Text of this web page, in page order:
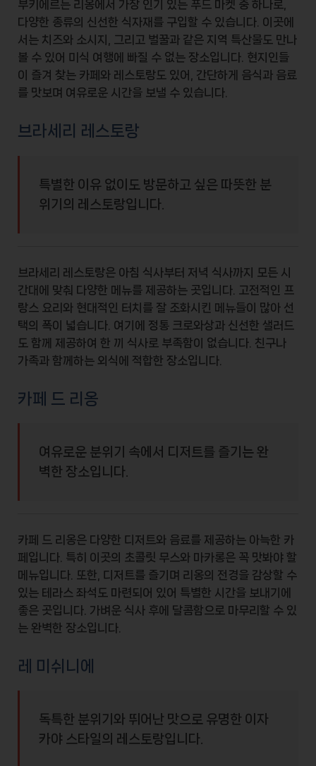
부키에르는 리옹에서 가장 인기 있는 푸드 마켓 중 하나로,
다양한 종류의 신선한 식자재를 구입할 수 있습니다. 이곳에
서는 치즈와 소시지
, 그리고 벌꿀과 같은 지역 특산물도 만나
볼 수 있어 미식 여행에 빠질 수 없는 장소입니다. 현지인들
이 즐겨 찾는 카페와 레스토랑도 있어, 간단하게 음식과 음료
를 맛보며 여유로운 시간을 보낼 수 있습니다.
브라세리 레스토랑
특별한 이유 없이도 방문하고 싶은 따뜻한 분
위기의 레스토랑입니다.
브라세리 레스토랑은 아침 식사부터 저녁 식사까지 모든 시
간대에 맞춰 다양한 메뉴를 제공하는 곳입니다. 고전적인
프
랑스 요리 와 현대적인 터치를 잘 조화시킨 메뉴들이 많아 선
택의 폭이 넓습니다. 여기에 정통 크로와상과 신선한 샐러드
도 함께 제공하여 한 끼 식사로 부족함이 없습니다. 친구나
가족과 함께하는 외식에 적합한 장소입니다.
카페 드 리옹
여유로운 분위기 속에서 디저트를 즐기는 완
벽한 장소입니다.
카페 드 리옹은 다양한 디저트와 음료를 제공하는 아늑한 카
페입니다. 특히 이곳의
초콜릿 무스와 마카롱은 꼭 맛봐야 할
메뉴입니다. 또한, 디저트를 즐기며 리옹의 전경을 감상할 수
있는 테라스 좌석도 마련되어 있어 특별한 시간을 보내기에
좋은 곳입니다. 가벼운 식사 후에 달콤함으로 마무리할 수 있
는 완벽한 장소입니다.
레 미쉬니에
독특한 분위기와 뛰어난 맛으로 유명한 이자
카야 스타일의 레스토랑입니다.